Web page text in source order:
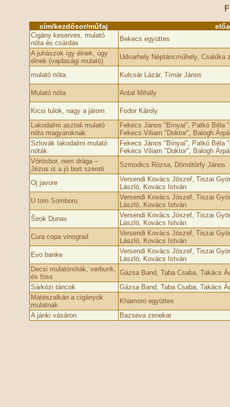
cím/kezdősor/műfaj
Cigány keserves, mulató
nóta és csárdás
Bekecs együttes
A juhászok így élnek, úgy
élnek (vajdasági mulató)
Udvarhely Néptáncműhely, Csalóka
mulató nóta Kulcsár Lázár, Tímár János
Mulató nóta Antal Mihály
Kicsi tulok, nagy a járom
Fodor Károly
Lakodalmi asztali mulató
nóta magyaroknak
Fekecs János "Bínyai", Patkó Béla
Fekecs Viliam "Doktor", Balogh
Szlovák lakodalmi mulató
nóták
Fekecs János "Bínyai", Patkó Béla
Fekecs Viliam "Doktor", Balogh
Vörösbor, nem drága –
Jézus is a jó bort szereti
Szmodics Rózsa, Dömötörfy János
Oj javore
Versendi Kovács Jószef, Tiszai
László, Kovács István
U tom Somboru
Versendi Kovács Jószef, Tiszai
László, Kovács István
Širok Dunav
Versendi Kovács Jószef, Tiszai
László, Kovács István
Cura copa vinograd
Versendi Kovács Jószef, Tiszai
László, Kovács István
Evo banke
Versendi Kovács Jószef, Tiszai
László, Kovács István
Decsi mulatónóták, verbunk,
és friss
Gázsa Band, Taba Csaba, Takács
Sárközi táncok
Gázsa Band, Taba Csaba, Takács
Mátészalkán a cigányok
mulatnak
Khamoro együttes
A jánki vásáron
Bazseva zenekar